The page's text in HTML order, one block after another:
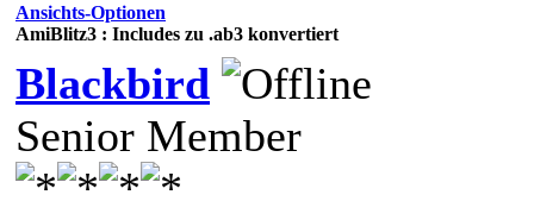
Ansichts-Optionen
AmiBlitz3 : Includes zu .ab3 konvertiert
Blackbird
Senior Member